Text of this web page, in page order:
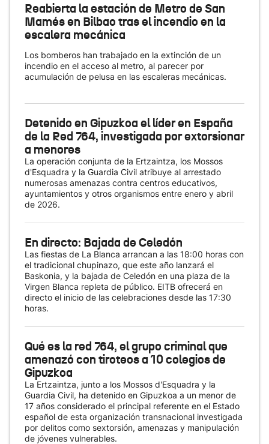
Reabierta la estación de Metro de San
Mamés en Bilbao tras el incendio en la
escalera mecánica
Los bomberos han trabajado en la extinción de un
incendio en el acceso al metro, al parecer por
acumulación de pelusa en las escaleras mecánicas.
Detenido en Gipuzkoa el líder en España
de la Red 764, investigada por extorsionar
a menores
La operación conjunta de la Ertzaintza, los Mossos
d'Esquadra y la Guardia Civil atribuye al arrestado
numerosas amenazas contra centros educativos,
ayuntamientos y otros organismos entre enero y abril
de 2026.
En directo: Bajada de Celedón
Las fiestas de La Blanca arrancan a las 18:00 horas con
el tradicional chupinazo, que este año lanzará el
Baskonia, y la bajada de Celedón en una plaza de la
Virgen Blanca repleta de público. EITB ofrecerá en
directo el inicio de las celebraciones desde las 17:30
horas.
Qué es la red 764, el grupo criminal que
amenazó con tiroteos a 10 colegios de
Gipuzkoa
La Ertzaintza, junto a los Mossos d'Esquadra y la
Guardia Civil, ha detenido en Gipuzkoa a un menor de
17 años considerado el principal referente en el Estado
español de esta organización transnacional investigada
por delitos como sextorsión, amenazas y manipulación
de jóvenes vulnerables.